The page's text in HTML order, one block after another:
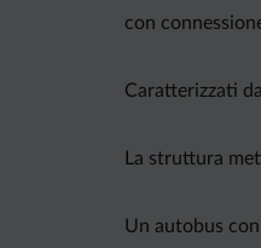
con
Caratterizzati
La struttura
Un autobus